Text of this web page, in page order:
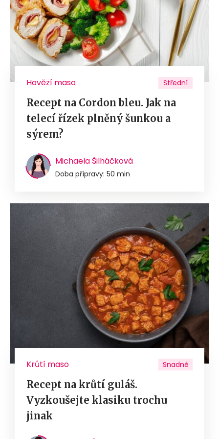
Hovězí maso Střední
Recept na Cordon bleu. Jak na
telecí řízek plněný šunkou a
sýrem?
Michaela Šilháčková
Doba přípravy: 50 min
Krůtí maso Snadné
Recept na krůtí guláš.
Vyzkoušejte klasiku trochu
jinak